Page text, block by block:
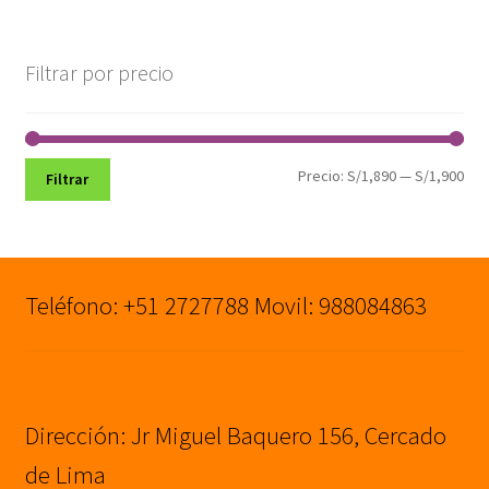
S/1,399.00.S/1,090.00.
Filtrar por precio
Filtrar Precio:S/1,890—S/1,900
Teléfono: +51 2727788 Movil: 988084863
Dirección: Jr Miguel Baquero 156, Cercado
de Lima